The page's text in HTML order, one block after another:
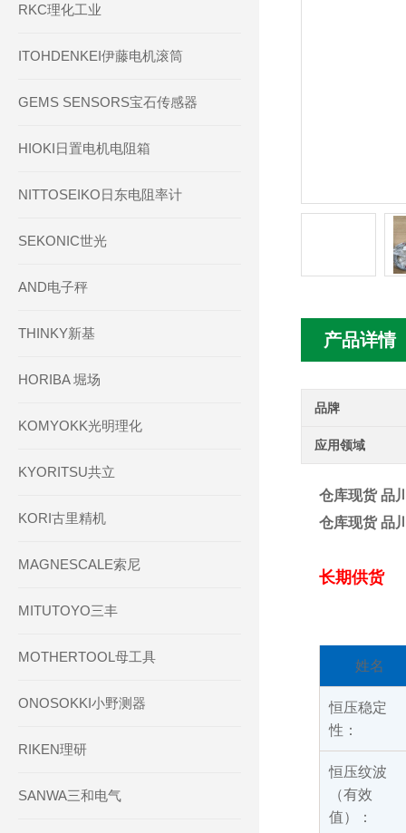
产品详情
品牌
应用领域
仓库现货 品
仓库现货 品
长期供货
姓名
恒压稳定
性：
恒压纹波
（有效
值）：
RKC理化工业
ITOHDENKEI伊藤电机滚筒
GEMS SENSORS宝石传感器
HIOKI日置电机电阻箱
NITTOSEIKO日东电阻率计
SEKONIC世光
AND电子秤
THINKY新基
HORIBA 堀场
KOMYOKK光明理化
KYORITSU共立
KORI古里精机
MAGNESCALE索尼
MITUTOYO三丰
MOTHERTOOL母工具
ONOSOKKI小野测器
RIKEN理研
SANWA三和电气